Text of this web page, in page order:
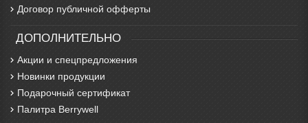
Договор публичной офферты
ДОПОЛНИТЕЛЬНО
Акции и спецпредложения
Новинки продукции
Подарочный сертификат
Палитра Berrywell